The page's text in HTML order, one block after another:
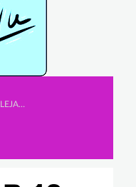
Secundaria, MARÍA LARREA CEREZO, ALEJANDRO ESCRIBANO GONZÁLEZ y ELDA MARTÍNEZ GONZÁLEZ